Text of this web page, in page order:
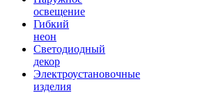
освещение
Гибкий
неон
Светодиодный
декор
Электроустановочные
изделия